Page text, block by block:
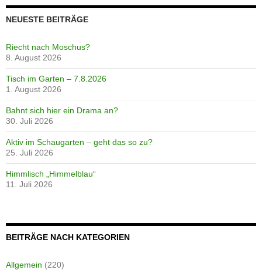
NEUESTE BEITRÄGE
Riecht nach Moschus?
8. August 2026
Tisch im Garten – 7.8.2026
1. August 2026
Bahnt sich hier ein Drama an?
30. Juli 2026
Aktiv im Schaugarten – geht das so zu?
25. Juli 2026
Himmlisch „Himmelblau“
11. Juli 2026
BEITRÄGE NACH KATEGORIEN
Allgemein (220)